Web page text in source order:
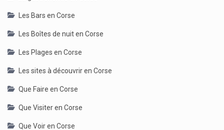
Les Bars en Corse
Les Boîtes de nuit en Corse
Les Plages en Corse
Les sites à découvrir en Corse
Que Faire en Corse
Que Visiter en Corse
Que Voir en Corse